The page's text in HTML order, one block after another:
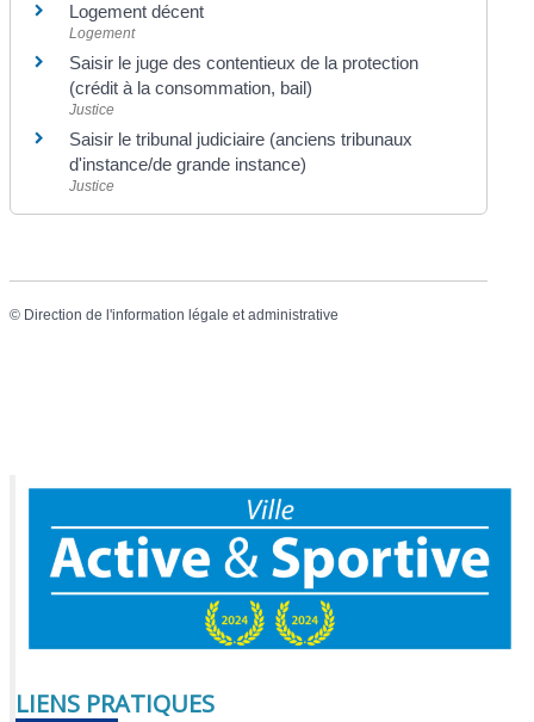
Logement décent
Logement
Saisir le juge des contentieux de la protection
(crédit à la consommation, bail)
Justice
Saisir le tribunal judiciaire (anciens tribunaux
d'instance/de grande instance)
Justice
© Direction de l'information légale et administrative
LIENS PRATIQUES